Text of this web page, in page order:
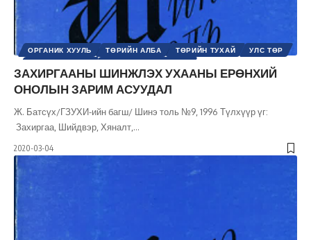
ОРГАНИК ХУУЛЬ ТӨРИЙН АЛБА ТӨРИЙН ТУХАЙ
УЛС ТӨР
ЗАХИРГААНЫ ШИНЖЛЭХ УХААНЫ ЕРӨНХИЙ
ОНОЛЫН ЗАРИМ АСУУДАЛ
Ж. Батсүх/ГЗУХИ-ийн багш/ Шинэ толь №9, 1996 Түлхүүр үг:
Захиргаа, Шийдвэр, Хяналт, …
2020-03-04